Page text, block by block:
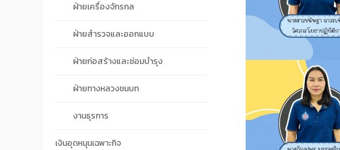
ฝ่ายเครื่องจักรกล
ฝ่ายสำรวจและออกแบบ
ฝ่ายก่อสร้างและซ่อมบำรุง
ฝ่ายทางหลวงชนบท
งานธุรการ
เงินอุดหนุนเฉพาะกิจ